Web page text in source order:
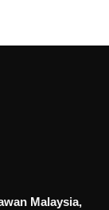
Malaysia,